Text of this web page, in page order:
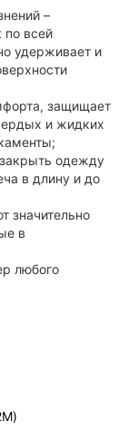
–
по всей
удерживает и
защищает
и жидких
одежду
в длину и до
значительно
в
любого